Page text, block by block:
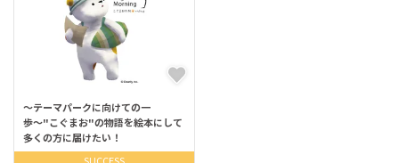
〜テーマパークに向けての一
歩〜"こぐまお"の物語を絵本にして
多くの方に届けたい！
SUCCESS